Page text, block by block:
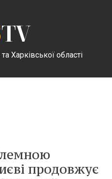
TV
Харківської області
продовжує